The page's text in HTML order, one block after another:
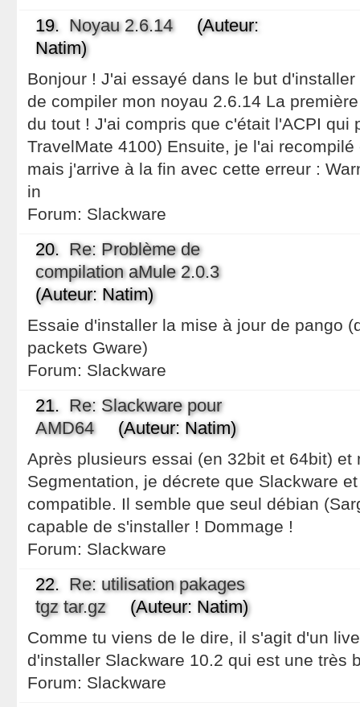
19. Noyau 2.6.14(Auteur:
Natim)
Bonjour ! J'ai essayé dans le but
de compiler mon noyau 2.6.14 La
du tout ! J'ai compris que c'était l'ACPI qui
TravelMate 4100) Ensuite, je l'ai
mais j'arrive à la fin avec cette erreur :
in
Forum: Slackware
20. Re: Problème de
compilation aMule 2.0.3
(Auteur: Natim)
Essaie d'installer la mise à jour de pango
packets Gware)
Forum: Slackware
21. Re: Slackware pour
AMD64(Auteur: Natim)
Après plusieurs essai (en 32bit et 64bit) et
Segmentation, je décrete que Slackware
compatible. Il semble que seul débian
capable de s'installer ! Dommage !
Forum: Slackware
22. Re: utilisation pakages
tgz tar.gz(Auteur: Natim)
Comme tu viens de le dire, il s'agit d'un
d'installer Slackware 10.2 qui est une très
Forum: Slackware